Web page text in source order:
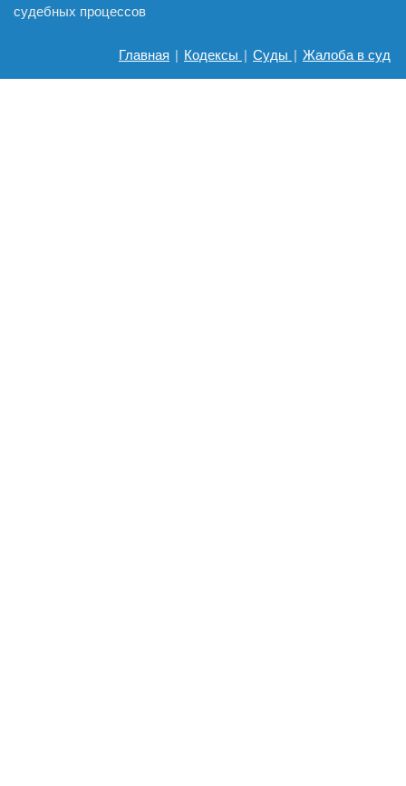
судебных процессов
Главная | Кодексы | Суды | Жалоба в суд